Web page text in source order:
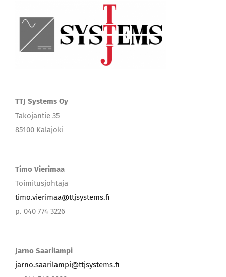
TTJ Systems Oy
Takojantie 35
85100 Kalajoki
Timo Vierimaa
Toimitusjohtaja
timo.vierimaa@ttjsystems.fi
p. 040 774 3226
Jarno Saarilampi
jarno.saarilampi@ttjsystems.fi